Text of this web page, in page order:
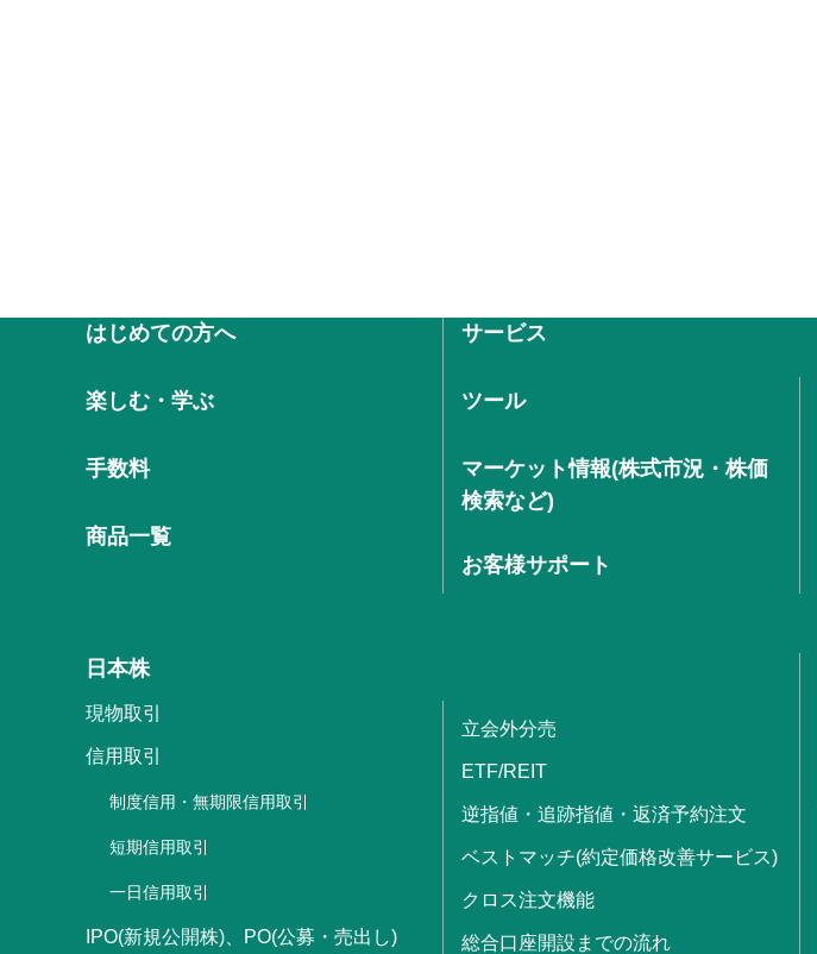
はじめての方へ
楽しむ・学ぶ
手数料
商品一覧
サービス
ツール
マーケット情報(株式市況・株価
検索など)
お客様サポート
日本株
現物取引
信用取引
制度信用・無期限信用取引
短期信用取引
一日信用取引
IPO(新規公開株)、PO(公募・売出し)
立会外分売
ETF/REIT
逆指値・追跡指値・返済予約注文
ベストマッチ(約定価格改善サービス)
クロス注文機能
総合口座開設までの流れ